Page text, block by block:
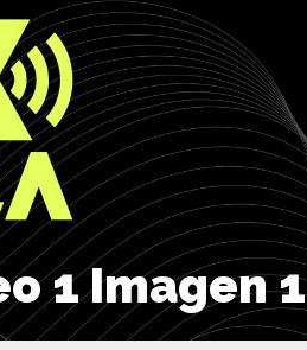
1 Imagen 1